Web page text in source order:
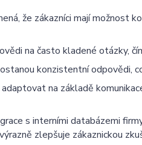
že zákazníci mají možnost
na často kladené otázky,
konzistentní odpovědi,
na základě
s interními databázemi
zlepšuje zákaznickou